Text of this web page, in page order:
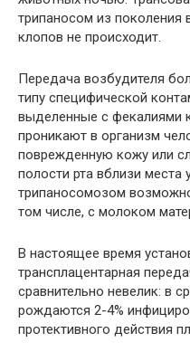
трипаносом из поколения
клопов не происходит.
Передача возбудителя
типу специфической
выделенные с фекалиями
проникают в организм
поврежденную кожу или
полости рта вблизи места
трипаносомозом
том числе, с молоком
В настоящее время
трансплацентарная
сравнительно невелик: в
рождаются 2-4%
протективного действия